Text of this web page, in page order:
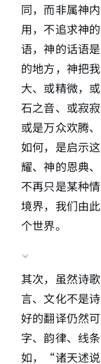
同，而非属神
用，不追求神
语，神的话语
的地方，神把
大、或精微，
石之音、或寂
或是万众欢腾
如何，是启示
耀、神的恩典
不再只是某种
境界，我们由
个世界。
其次，虽然诗
言、文化不是
好的翻译仍然
字、韵律、线
如，“诸天述